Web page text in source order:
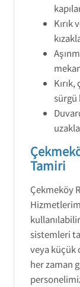
Kırık
sürgü
Tamiri
Çekmeköy
sistemleri
veya küçük
her zaman